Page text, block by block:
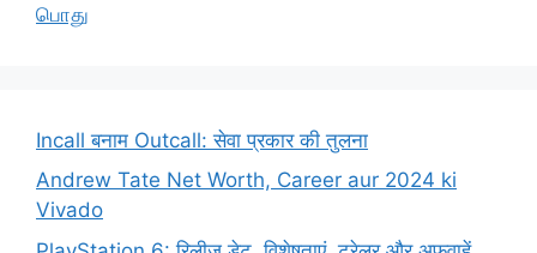
பொது
Incall बनाम Outcall: सेवा प्रकार की तुलना
Andrew Tate Net Worth, Career aur 2024 ki
Vivado